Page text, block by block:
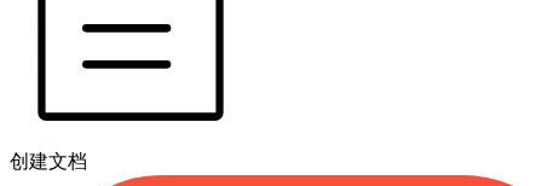
创建文档